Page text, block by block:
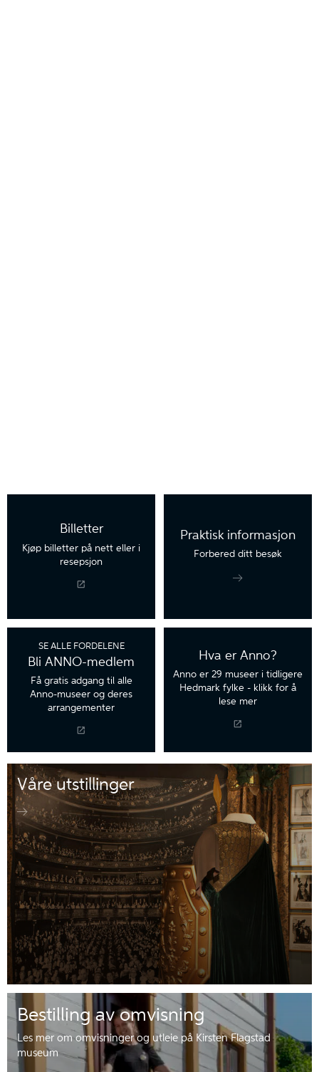
Billetter
Kjøp billetter på nett eller i
resepsjon
Praktisk informasjon
Forbered ditt besøk
SE ALLE FORDELENE
Bli ANNO-medlem
Få gratis adgang til alle
Anno-museer og deres
arrangementer
Hva er Anno?
Anno er 29 museer i tidligere
Hedmark fylke - klikk for å
lese mer
Våre utstillinger
Bestilling av omvisning
Les mer om omvisninger og utleie på Kirsten Flagstad
museum